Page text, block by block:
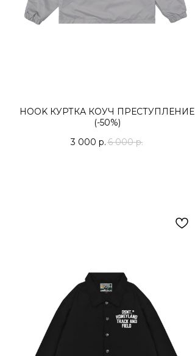
HOOK КУРТКА КОУЧ ПРЕСТУПЛЕНИЕ
(-50%)
3 000 р. 6 000 р.